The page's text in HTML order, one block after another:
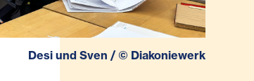
Desi und Sven / © Diakoniewerk